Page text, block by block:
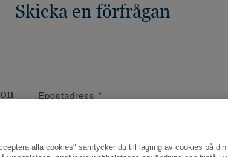
Skicka en förfrågan
Epostadress *
alla cookies" samtycker du till lagring av cookies på